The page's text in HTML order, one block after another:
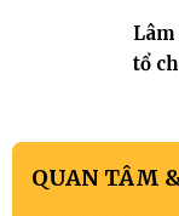
tổ
QUAN TÂM